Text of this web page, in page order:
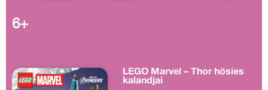
6+
LEGO Marvel – Thor hősies
kalandjai